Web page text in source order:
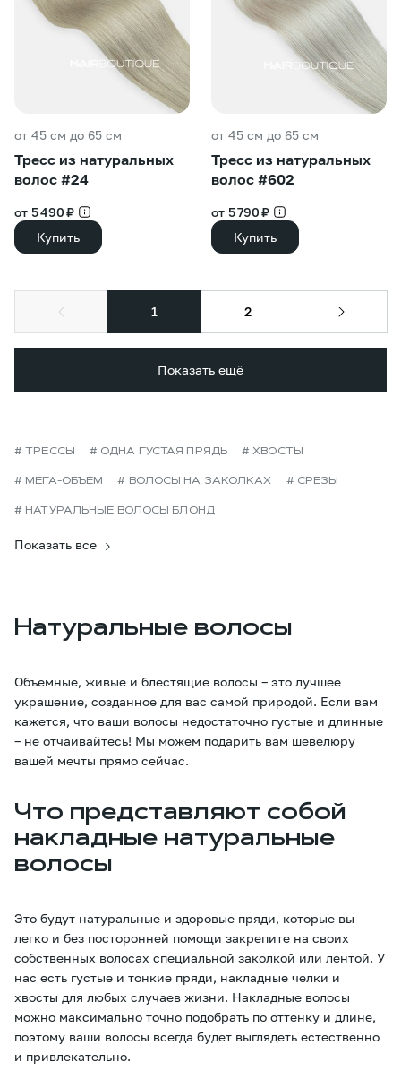
от 45 см до 65 см
Тресс из натуральных
волос #24
от 5 490 ₽
Купить
от 45 см до 65 см
Тресс из натуральных
волос #602
от 5 790 ₽
Купить
1 2
Показать ещё
# ТРЕССЫ # ОДНА ГУСТАЯ ПРЯДЬ # ХВОСТЫ
# МЕГА-ОБЪЕМ # ВОЛОСЫ НА ЗАКОЛКАХ # СРЕЗЫ
# НАТУРАЛЬНЫЕ ВОЛОСЫ БЛОНД
Показать все
Натуральные волосы
Объемные, живые и блестящие волосы – это лучшее
украшение, созданное для вас самой природой. Если вам
кажется, что ваши волосы недостаточно густые и длинные
– не отчаивайтесь! Мы можем подарить вам шевелюру
вашей мечты прямо сейчас.
Что представляют собой
накладные натуральные
волосы
Это будут натуральные и здоровые пряди, которые вы
легко и без посторонней помощи закрепите на своих
собственных волосах специальной заколкой или лентой. У
нас есть густые и тонкие пряди, накладные челки и
хвосты для любых случаев жизни. Накладные волосы
можно максимально точно подобрать по оттенку и длине,
поэтому ваши волосы всегда будет выглядеть естественно
и привлекательно.